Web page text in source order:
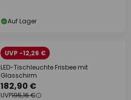
Auf Lager
UVP -12,26 €
LED-Tischleuchte Frisbee mit
Glasschirm
182,90 €
UVP195,16 €